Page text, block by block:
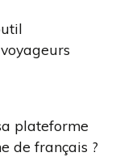
plateforme
de français ?